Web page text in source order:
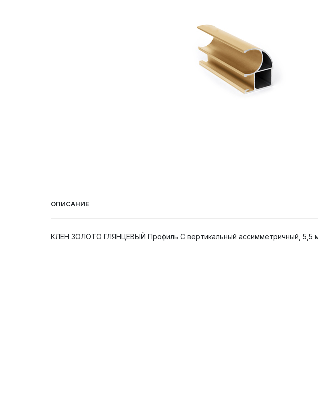
ОПИСАНИЕ
КЛЕН ЗОЛОТО ГЛЯНЦЕВЫЙ Профиль С вертикальный ассимметричный, 5,5